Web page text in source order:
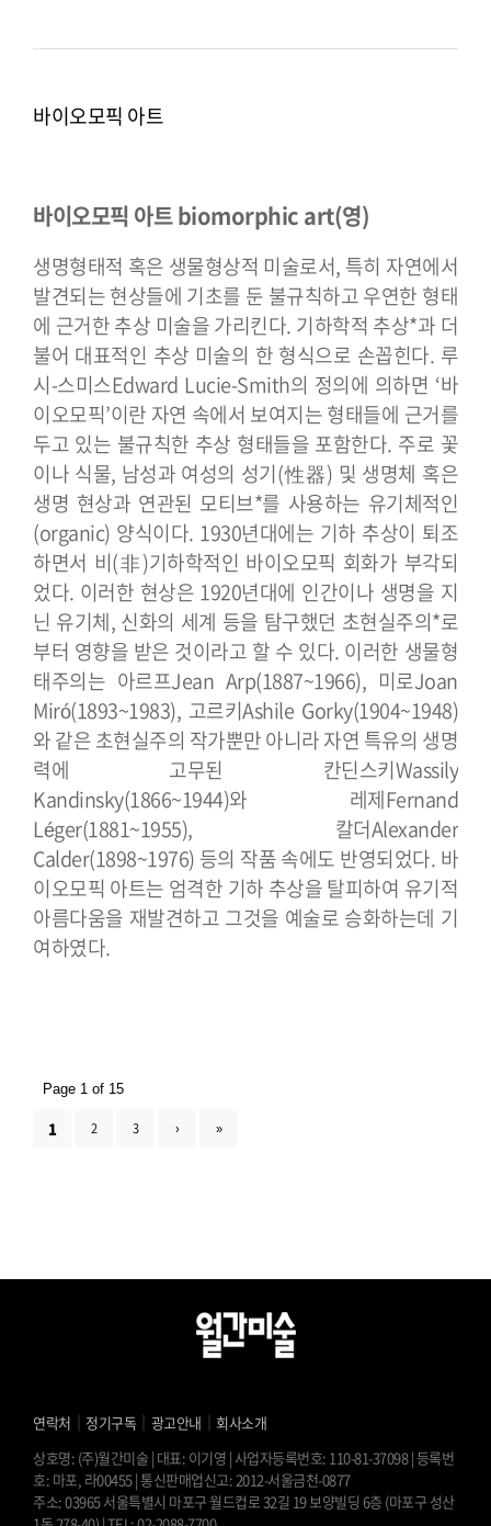
바이오모픽 아트
바이오모픽 아트 biomorphic art(영)
생명형태적 혹은 생물형상적 미술로서, 특히 자연에서
발견되는 현상들에 기초를 둔 불규칙하고 우연한 형태
에 근거한 추상 미술을 가리킨다. 기하학적 추상*과 더
불어 대표적인 추상 미술의 한 형식으로 손꼽힌다. 루
시-스미스Edward Lucie-Smith의 정의에 의하면 ‘바
이오모픽’이란 자연 속에서 보여지는 형태들에 근거를
두고 있는 불규칙한 추상 형태들을 포함한다. 주로 꽃
이나 식물, 남성과 여성의 성기(性器) 및 생명체 혹은
생명 현상과 연관된 모티브*를 사용하는 유기체적인
(organic) 양식이다. 1930년대에는 기하 추상이 퇴조
하면서 비(非)기하학적인 바이오모픽 회화가 부각되
었다. 이러한 현상은 1920년대에 인간이나 생명을 지
닌 유기체, 신화의 세계 등을 탐구했던 초현실주의*로
부터 영향을 받은 것이라고 할 수 있다. 이러한 생물형
태주의는 아르프Jean Arp(1887~1966), 미로Joan
Miró(1893~1983), 고르키Ashile Gorky(1904~1948)
와 같은 초현실주의 작가뿐만 아니라 자연 특유의 생명
력에 고무된 칸딘스키Wassily
Kandinsky(1866~1944)와 레제Fernand
Léger(1881~1955), 칼더Alexander
Calder(1898~1976) 등의 작품 속에도 반영되었다. 바
이오모픽 아트는 엄격한 기하 추상을 탈피하여 유기적
아름다움을 재발견하고 그것을 예술로 승화하는데 기
여하였다.
Page 1 of 15
1 2 3 › »
연락처 정기구독 광고안내
회사소개
상호명: (주)월간미술 | 대표: 이기영 | 사업자등록번호: 110-81-37098 | 등록번
호: 마포, 라00455 | 통신판매업신고: 2012-서울금천-0877
주소: 03965 서울특별시 마포구 월드컵로 32길 19 보양빌딩 6층 (마포구 성산